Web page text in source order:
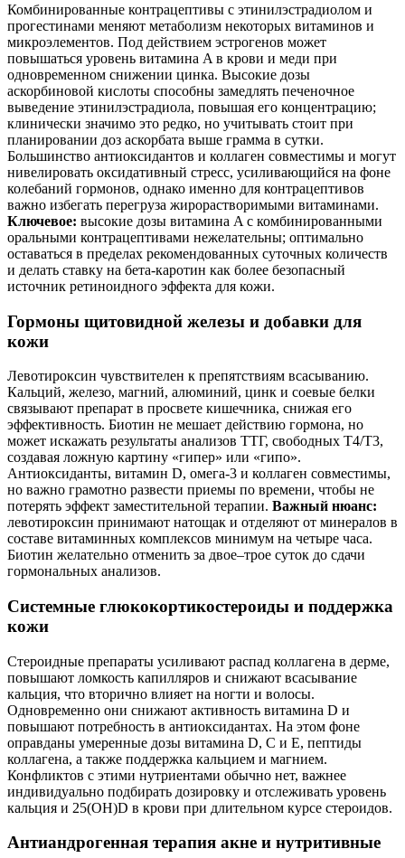
Комбинированные контрацептивы с этинилэстрадиолом и
прогестинами меняют метаболизм некоторых витаминов и
микроэлементов. Под действием эстрогенов может
повышаться уровень витамина A в крови и меди при
одновременном снижении цинка. Высокие дозы
аскорбиновой кислоты способны замедлять печеночное
выведение этинилэстрадиола, повышая его концентрацию;
клинически значимо это редко, но учитывать стоит при
планировании доз аскорбата выше грамма в сутки.
Большинство антиоксидантов и коллаген совместимы и могут
нивелировать оксидативный стресс, усиливающийся на фоне
колебаний гормонов, однако именно для контрацептивов
важно избегать перегруза жирорастворимыми витаминами.
Ключевое: высокие дозы витамина A с комбинированными
оральными контрацептивами нежелательны; оптимально
оставаться в пределах рекомендованных суточных количеств
и делать ставку на бета‑каротин как более безопасный
источник ретиноидного эффекта для кожи.
Гормоны щитовидной железы и добавки для
кожи
Левотироксин чувствителен к препятствиям всасыванию.
Кальций, железо, магний, алюминий, цинк и соевые белки
связывают препарат в просвете кишечника, снижая его
эффективность. Биотин не мешает действию гормона, но
может искажать результаты анализов ТТГ, свободных T4/T3,
создавая ложную картину «гипер» или «гипо».
Антиоксиданты, витамин D, омега‑3 и коллаген совместимы,
но важно грамотно развести приемы по времени, чтобы не
потерять эффект заместительной терапии. Важный нюанс:
левотироксин принимают натощак и отделяют от минералов в
составе витаминных комплексов минимум на четыре часа.
Биотин желательно отменить за двое–трое суток до сдачи
гормональных анализов.
Системные глюкокортикостероиды и поддержка
кожи
Стероидные препараты усиливают распад коллагена в дерме,
повышают ломкость капилляров и снижают всасывание
кальция, что вторично влияет на ногти и волосы.
Одновременно они снижают активность витамина D и
повышают потребность в антиоксидантах. На этом фоне
оправданы умеренные дозы витамина D, С и Е, пептиды
коллагена, а также поддержка кальцием и магнием.
Конфликтов с этими нутриентами обычно нет, важнее
индивидуально подбирать дозировку и отслеживать уровень
кальция и 25(OH)D в крови при длительном курсе стероидов.
Антиандрогенная терапия акне и нутритивные